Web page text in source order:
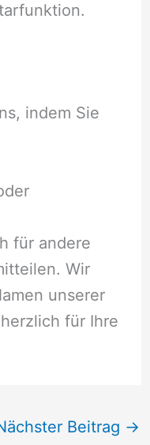
indem Sie
für andere
Wir
unserer
für Ihre
Beitrag →